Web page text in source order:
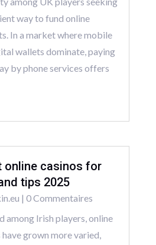
way to fund online
In a market where mobile
wallets dominate, paying
by phone services offers
online casinos for
tips 2025
| 0 Commentaires
among Irish players, online
grown more varied,